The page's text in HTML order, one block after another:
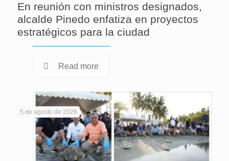
En reunión con ministros designados,
alcalde Pinedo enfatiza en proyectos
estratégicos para la ciudad
Read more
5 de agosto de 2026